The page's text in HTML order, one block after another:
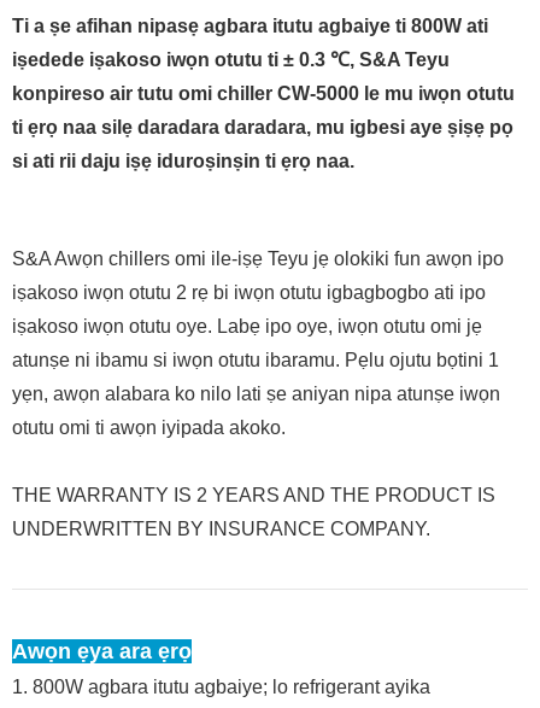
Ti a ṣe afihan nipasẹ agbara itutu agbaiye ti 800W ati
iṣedede iṣakoso iwọn otutu ti ± 0.3 ℃, S&A Teyu
konpireso air tutu omi chiller CW-5000 le mu iwọn otutu
ti ẹrọ naa silẹ daradara daradara, mu igbesi aye ṣiṣẹ pọ
si ati rii daju iṣẹ iduroṣinṣin ti ẹrọ naa.
S&A Awọn chillers omi ile-iṣẹ Teyu jẹ olokiki fun awọn ipo
iṣakoso iwọn otutu 2 rẹ bi iwọn otutu igbagbogbo ati ipo
iṣakoso iwọn otutu oye. Labẹ ipo oye, iwọn otutu omi jẹ
atunṣe ni ibamu si iwọn otutu ibaramu. Pẹlu ojutu bọtini 1
yẹn, awọn alabara ko nilo lati ṣe aniyan nipa atunṣe iwọn
otutu omi ti awọn iyipada akoko.
THE WARRANTY IS 2 YEARS AND THE PRODUCT IS
UNDERWRITTEN BY INSURANCE COMPANY.
Awọn ẹya ara ẹrọ
1. 800W agbara itutu agbaiye; lo refrigerant ayika